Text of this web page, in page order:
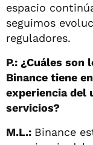
espacio
seguimos
reguladores.
P.: ¿Cuáles
Binance tiene
experiencia del
servicios?
M.L.: Binance